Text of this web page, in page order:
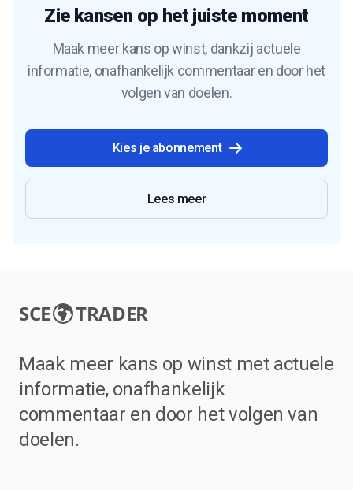
Zie kansen op het juiste moment
Maak meer kans op winst, dankzij actuele
informatie, onafhankelijk commentaar en door het
volgen van doelen.
Kies je abonnement
Lees meer
SCE TRADER
Maak meer kans op winst met actuele
informatie, onafhankelijk
commentaar en door het volgen van
doelen.